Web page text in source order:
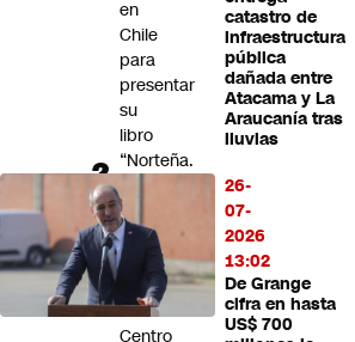
catastro de
infraestructura
pública
dañada entre
Atacama y La
Araucanía tras
lluvias
26-
07-
2026
13:02
De Grange
cifra en hasta
US$ 700
en
Chile
para
presentar
su
libro
“Norteña.
de
un
comienzo”
el
Centro